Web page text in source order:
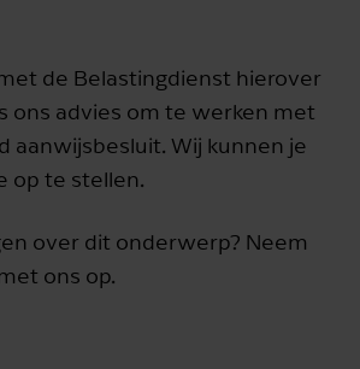
de Belastingdienst hierover
ons advies om te werken met
aanwijsbesluit. Wij kunnen je
op te stellen.
over dit onderwerp? Neem
ons op.